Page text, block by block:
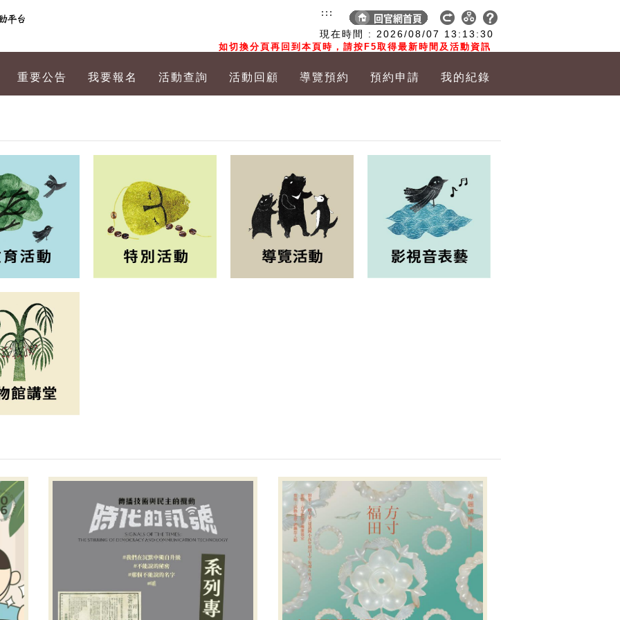
現在時間 : 2026/08/07 13:13:31
如切換分頁再回到本頁時，請按F5取得最新時間及活動資訊
:::
重要公告 我要報名 活動查詢 活動回顧 導覽預約 預約申請 我的紀錄